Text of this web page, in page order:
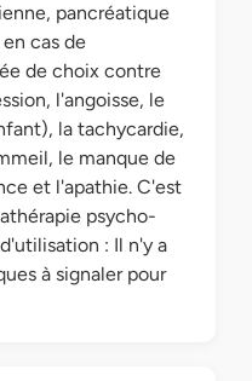
pancréatique
cas de
de choix contre
l'angoisse, le
la tachycardie,
le manque de
et l'apathie. C'est
psycho-
: Il n'y a
à signaler pour